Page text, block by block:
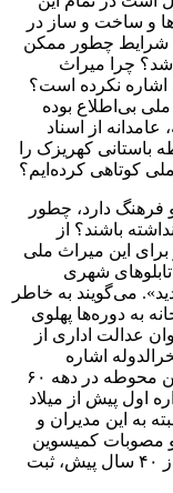
و ساخت و ساز در
شرایط چطور ممکن
چرا میراث
اشاره نکرده است؟
بی‌اطلاع بوده
عامدانه از اسناد
کهریزک را
کوتاهی کرده‌ایم؟
فرهنگ دارد، چطور
باشند؟ از
این میراث ملی
شهری
می‌گویند به خاطر
به دوره‌ها پهلوی
عدالت اداری از
اشاره
می‌کنند که قدمت قاجاری دارد. درحالی‌که این محوطه در دهه ۶۰
اول پیش از میلاد
به این مدیران و
مصوبات کمیسوین
ماده ۵، هیچ اثری از این تپه باستانی که بیش از ۴۰ سال پیش، ثبت